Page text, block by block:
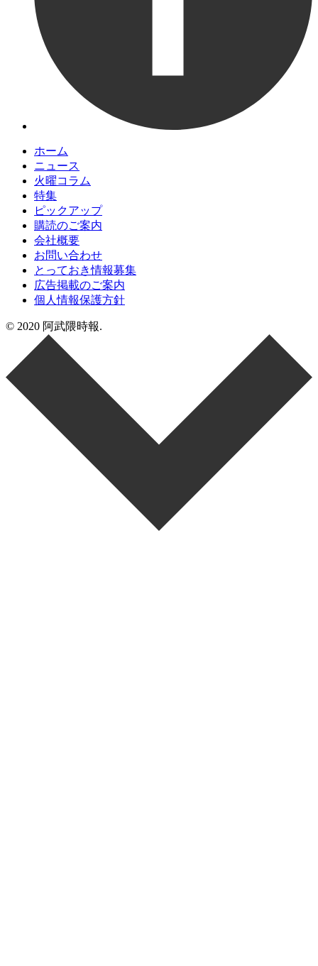
ホーム
ニュース
火曜コラム
特集
ピックアップ
購読のご案内
会社概要
お問い合わせ
とっておき情報募集
広告掲載のご案内
個人情報保護方針
© 2020 阿武隈時報.